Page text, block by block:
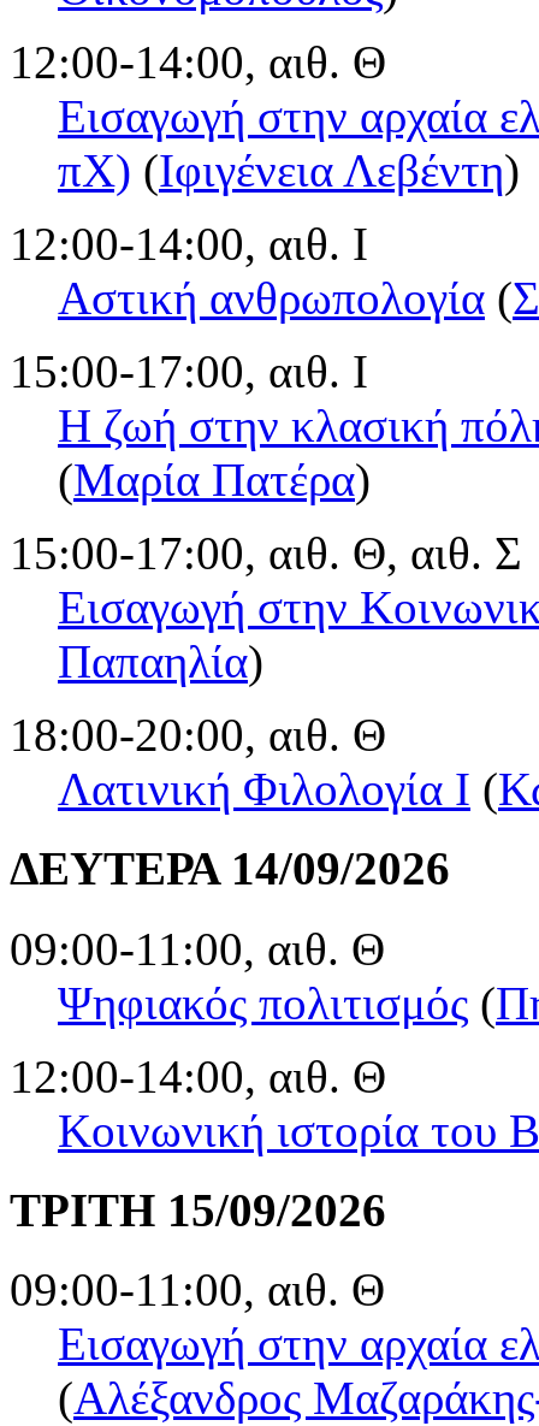
12:00-14:00, αιθ. Θ
Εισαγωγή στην αρχαία
πΧ) (Ιφιγένεια Λεβέντη)
12:00-14:00, αιθ. Ι
Αστική ανθρωπολογία (
15:00-17:00, αιθ. Ι
Η ζωή στην κλασική
(Μαρία Πατέρα)
15:00-17:00, αιθ. Θ, αιθ. Σ
Εισαγωγή στην
Παπαηλία)
18:00-20:00, αιθ. Θ
Λατινική Φιλολογία Ι (
ΔΕΥΤΕΡΑ 14/09/2026
09:00-11:00, αιθ. Θ
Ψηφιακός πολιτισμός (
12:00-14:00, αιθ. Θ
Κοινωνική ιστορία του
ΤΡΙΤΗ 15/09/2026
09:00-11:00, αιθ. Θ
Εισαγωγή στην αρχαία
(Αλέξανδρος